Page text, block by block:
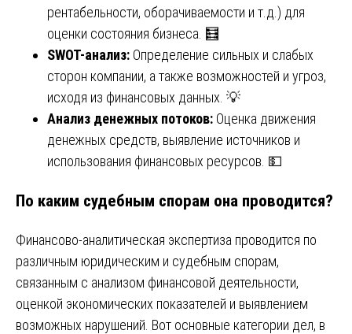
рентабельности, оборачиваемости и т.д.) для
оценки состояния бизнеса. 🧮
SWOT-анализ: Определение сильных и слабых
сторон компании, а также возможностей и угроз,
исходя из финансовых данных. 💡
Анализ денежных потоков: Оценка движения
денежных средств, выявление источников и
использования финансовых ресурсов. 💵
По каким судебным спорам она проводится?
Финансово-аналитическая экспертиза проводится по
различным юридическим и судебным спорам,
связанным с анализом финансовой деятельности,
оценкой экономических показателей и выявлением
возможных нарушений. Вот основные категории дел, в